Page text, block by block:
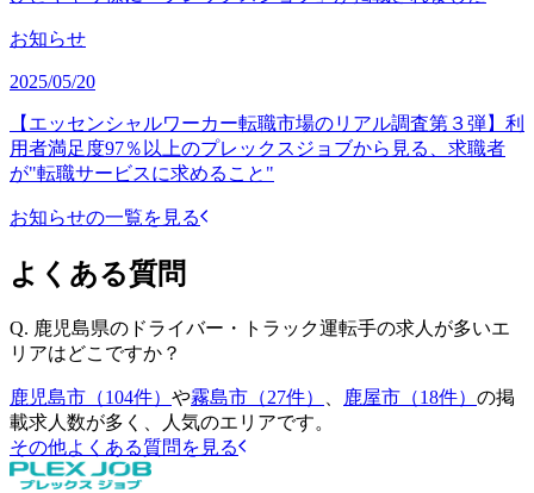
お知らせ
2025/05/20
【エッセンシャルワーカー転職市場のリアル調査第３弾】利
用者満足度97％以上のプレックスジョブから見る、求職者
が"転職サービスに求めること"
お知らせの一覧を見る
よくある質問
Q. 鹿児島県のドライバー・トラック運転手の求人が多いエ
リアはどこですか？
鹿児島市（104件） や霧島市（27件） 鹿屋市（18件） の掲
載求人数が多く、人気のエリアです。
その他よくある質問を見る